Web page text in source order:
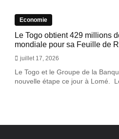
Economie
Le Togo obtient 429 millions
mondiale pour sa Feuille de
juillet 17, 2026
Le Togo et le Groupe de la
nouvelle étape ce jour à Lomé.